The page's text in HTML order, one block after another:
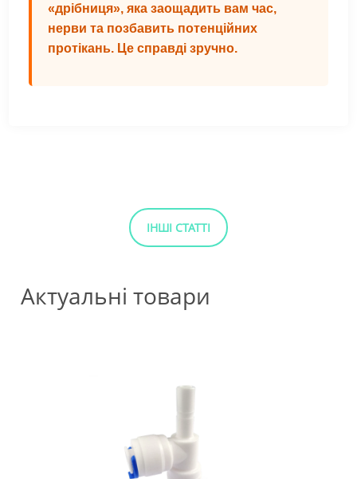
«дрібниця», яка заощадить вам час,
нерви та позбавить потенційних
протікань. Це справді зручно.
ІНШІ СТАТТІ
Актуальні товари